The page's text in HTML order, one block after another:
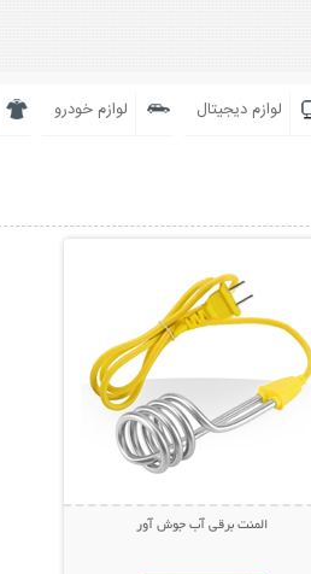
لوازم دیجیتال لوازم خودرو
المنت برقی آب جوش آور